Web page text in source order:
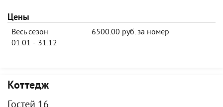
Цены
Весь сезон
01.01 - 31.12
6500.00 руб. за номер
Коттедж